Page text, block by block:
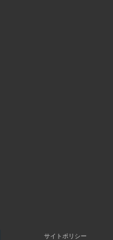
サイトポリシー